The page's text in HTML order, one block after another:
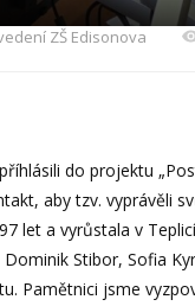
ZŠ Edisonova
do projektu
aby tzv. vyprávěli
let a vyrůstala v
Stibor, Sofia
Pamětnici jsme